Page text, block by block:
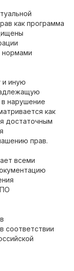
как программа
нормами
и иную
нарушение
как
достаточным
прав.
всеми
соответствии